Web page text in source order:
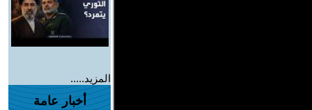
المزيد.....
أخبار عامة